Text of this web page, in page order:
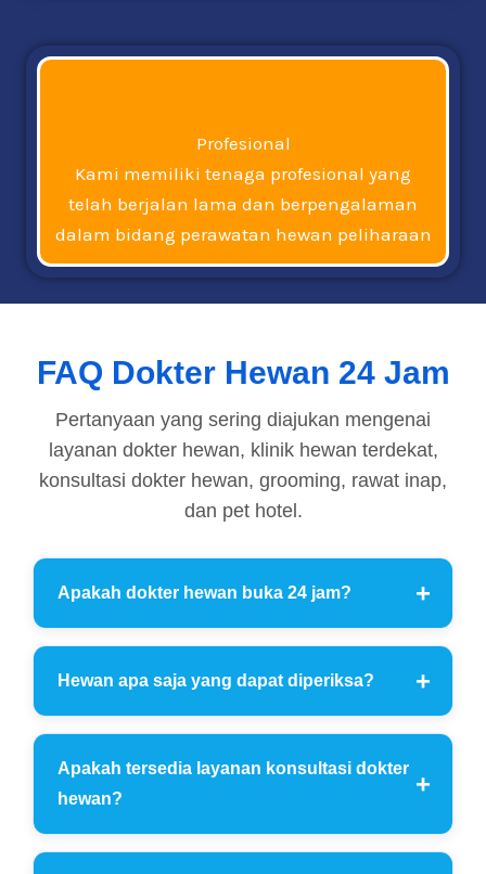
Profesional
Kami memiliki tenaga profesional yang
telah berjalan lama dan berpengalaman
dalam bidang perawatan hewan peliharaan
FAQ Dokter Hewan 24 Jam
Pertanyaan yang sering diajukan mengenai
layanan dokter hewan, klinik hewan terdekat,
konsultasi dokter hewan, grooming, rawat inap,
dan pet hotel.
Apakah dokter hewan buka 24 jam?
Hewan apa saja yang dapat diperiksa?
Apakah tersedia layanan konsultasi dokter
hewan?